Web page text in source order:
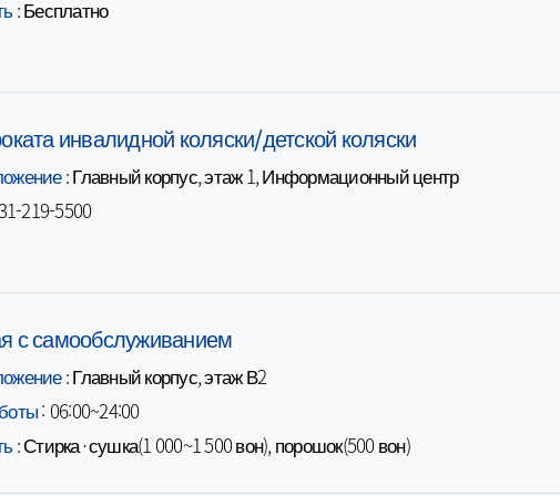
органов
: Бесплатно
инвалидной коляски/детской коляски
: Главный корпус, этаж 1, Информационный центр
219-5500
с самообслуживанием
: Главный корпус, этаж В2
: 06:00~24:00
: Стирка·сушка(1 000~1 500 вон), порошок(500 вон)